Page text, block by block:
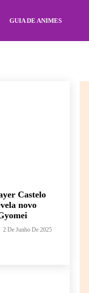
GUIA DE ANIMES
Castelo
novo
2 De Junho De 2025